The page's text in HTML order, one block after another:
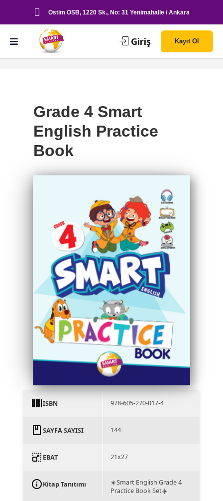
Ostim OSB, 1220 Sk., No: 31 Yenimahalle / Ankara
Giriş Kayıt Ol
Grade 4 Smart
English Practice
Book
ISBN 978-605-270-017-4
SAYFA SAYISI 144
EBAT 21x27
Kitap Tanıtımı
☀️Smart English Grade 4
Practice Book Set☀️